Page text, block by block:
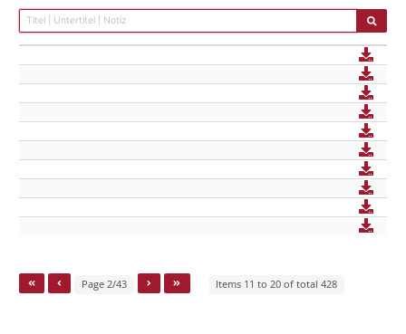
Page 2/43 Items 11 to 20 of total 428